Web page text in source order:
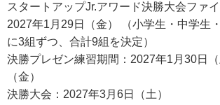
スタートアップJr.アワード決勝大会ファ
2027年1月29日（金） （小学生・中学生
に3組ずつ、合計9組を決定）
決勝プレゼン練習期間：2027年1月30日
（金）
決勝大会：2027年3月6日（土）